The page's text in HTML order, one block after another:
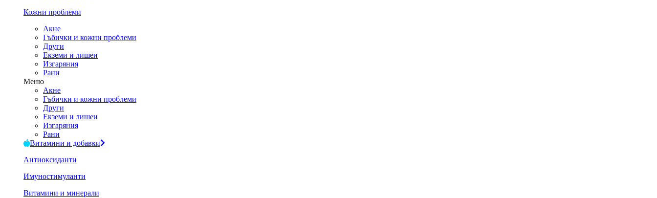
Кожни проблеми
Акне
Гъбички и кожни проблеми
Други
Екземи и лишеи
Изгаряния
Рани
Меню
Акне
Гъбички и кожни проблеми
Други
Екземи и лишеи
Изгаряния
Рани
Витамини и добавки
Антиоксиданти
Имуностимуланти
Витамини и минерали